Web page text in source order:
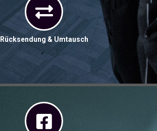
Rücksendung & Umtausch